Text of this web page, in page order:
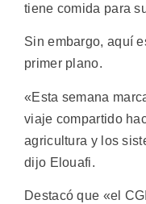
tiene comida para
Sin embargo, aquí
primer plano.
«Esta semana
viaje compartido
agricultura y los
dijo Elouafi.
Destacó que «el